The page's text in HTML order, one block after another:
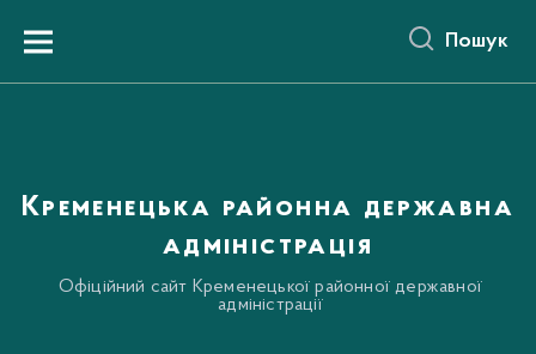
вмістуMenu Пошук
Кременецька районна державна
адміністрація
Офіційний сайт Кременецької районної державної
адміністрації